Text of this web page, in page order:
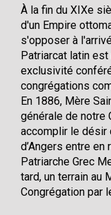
À la fin du XIXe
d'un Empire
s'opposer à
Patriarcat latin
exclusivité
congrégations
En 1886, Mère
générale de notre
accomplir le désir
d’Angers entre
Patriarche Grec
tard, un terrain au
Congrégation par